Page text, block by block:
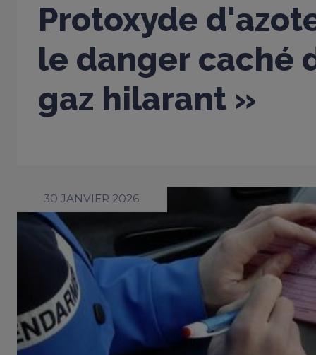
Protoxyde
le danger caché
gaz hilarant »
30 JANVIER 2026